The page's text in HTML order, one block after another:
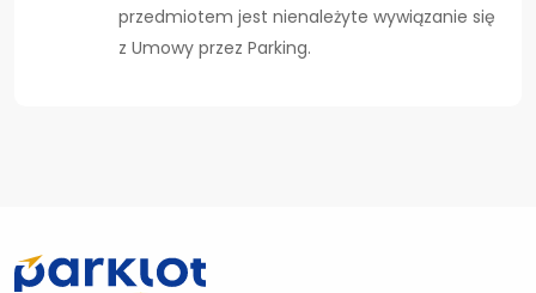
przedmiotem jest nienależyte wywiązanie się
z Umowy przez Parking.